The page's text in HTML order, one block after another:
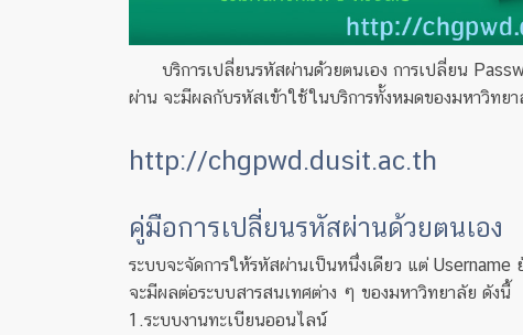
บริการเปลี่ยนรหัสผ่านด้วยตนเอง การเปลี่ยน
ผ่าน จะมีผลกับรหัสเข้าใช้ในบริการทั้งหมดของมหาวิทยา
http://chgpwd.dusit.ac.th
คู่มือการเปลี่ยนรหัสผ่านด้วยตนเอง
ระบบจะจัดการให้รหัสผ่านเป็นหนึ่งเดียว แต่
จะมีผลต่อระบบสารสนเทศต่าง ๆ ของมหาวิทยาลัย ดังนี้
1.ระบบงานทะเบียนออนไลน์